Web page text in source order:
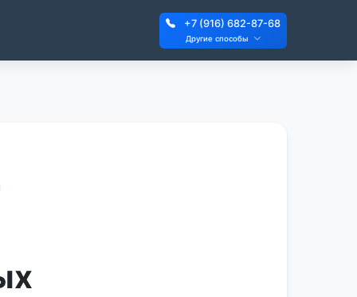
+7 (916) 682-87-68
Другие способы